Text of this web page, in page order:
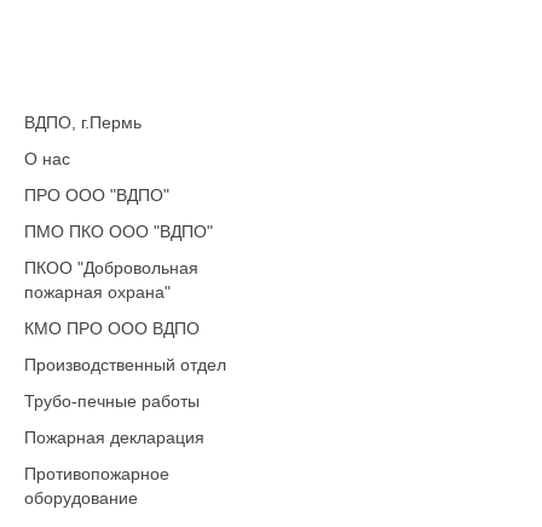
ВДПО, г.Пермь
О нас
ПРО ООО "ВДПО"
ПМО ПКО ООО "ВДПО"
ПКОО "Добровольная
пожарная охрана"
КМО ПРО ООО ВДПО
Производственный отдел
Трубо-печные работы
Пожарная декларация
Противопожарное
оборудование